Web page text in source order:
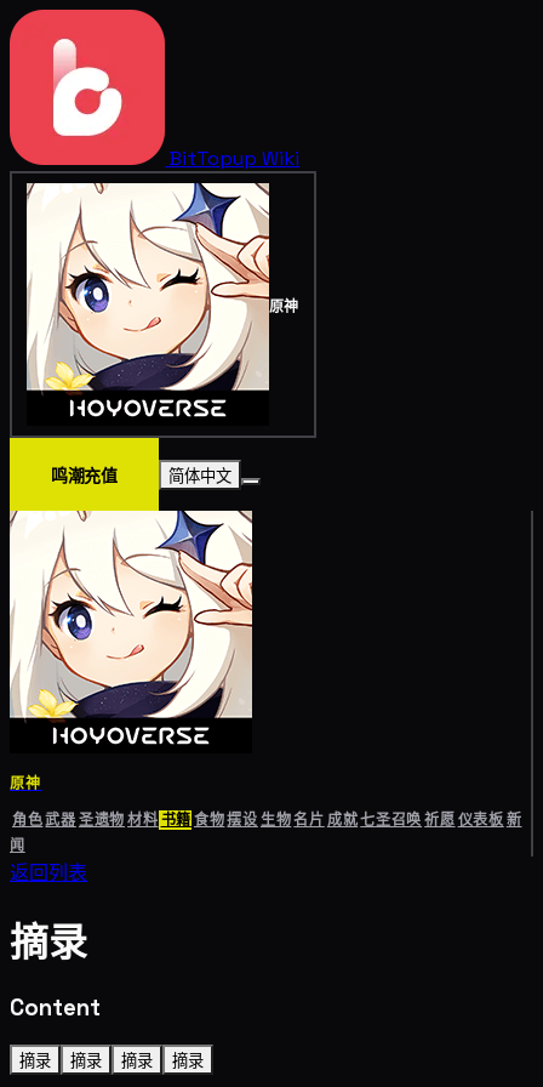
BitTopup Wiki
原神
鸣潮充值 简体中文
原神
角色武器圣遗物材料书籍食物摆设生物名片成就七圣召唤祈愿仪表板新
闻
返回列表
摘录
Content
摘录 摘录 摘录 摘录